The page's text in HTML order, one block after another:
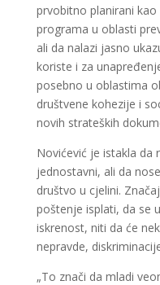
prvobitno planirani
programa u oblasti
ali da nalazi jasno
koriste i za
posebno u oblastima
društvene kohezije i
novih strateških
Novićević je istakla da
jednostavni, ali da
društvo u cjelini.
poštenje isplati, da se
iskrenost, niti da će
nepravde,
„To znači da mladi